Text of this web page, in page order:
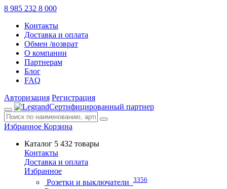
8 985 232 8 000
Контакты
Доставка и оплата
Обмен /возврат
О компании
Партнерам
Блог
FAQ
Авторизация Регистрация
Сертифицированный партнер
Избранное Корзина
Каталог 5 432 товары
Контакты
Доставка и оплата
Избранное
Розетки и выключатели 3356